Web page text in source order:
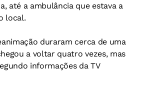
até a ambulância que estava a
local.
duraram cerca de uma
a voltar quatro vezes, mas
informações daTV